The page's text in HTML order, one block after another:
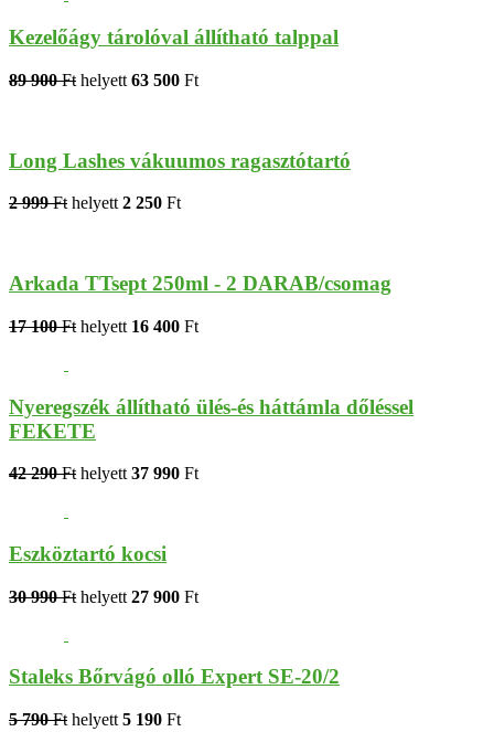
Kezelőágy tárolóval állítható talppal
89 900 Ft helyett 63 500 Ft
Long Lashes vákuumos ragasztótartó
2 999 Ft helyett 2 250 Ft
Arkada TTsept 250ml - 2 DARAB/csomag
17 100 Ft helyett 16 400 Ft
Nyeregszék állítható ülés-és háttámla dőléssel
FEKETE
42 290 Ft helyett 37 990 Ft
Eszköztartó kocsi
30 990 Ft helyett 27 900 Ft
Staleks Bőrvágó olló Expert SE-20/2
5 790 Ft helyett 5 190 Ft